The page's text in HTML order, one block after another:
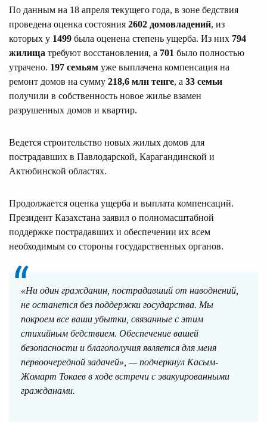
По данным на 18 апреля текущего года, в зоне бедствия
проведена оценка состояния 2602 домовладений, из
которых у 1499 была оценена степень ущерба. Из них 794
жилища требуют восстановления, а 701 было полностью
утрачено. 197 семьям уже выплачена компенсация на
ремонт домов на сумму 218,6 млн тенге, а 33 семьи
получили в собственность новое жилье взамен
разрушенных домов и квартир.
Ведется строительство новых жилых домов для
пострадавших в Павлодарской, Карагандинской и
Актюбинской областях.
Продолжается оценка ущерба и выплата компенсаций.
Президент Казахстана заявил о полномасштабной
поддержке пострадавших и обеспечении их всем
необходимым со стороны государственных органов.
«Ни один гражданин, пострадавший от наводнений,
не останется без поддержки государства. Мы
покроем все ваши убытки, связанные с этим
стихийным бедствием. Обеспечение вашей
безопасности и благополучия является для меня
первоочередной задачей», — подчеркнул Касым-
Жомарт Токаев в ходе встречи с эвакуированными
гражданами.